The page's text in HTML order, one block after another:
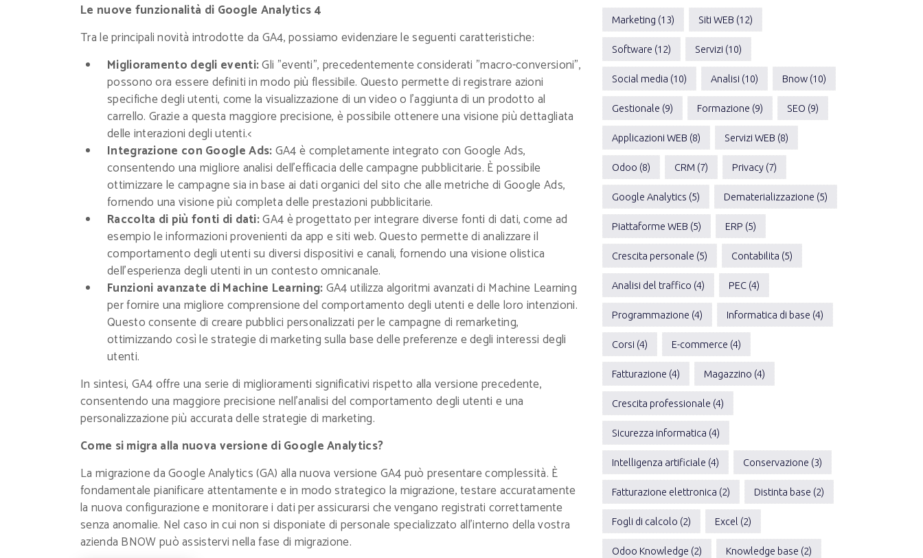
Le nuove funzionalità di Google Analytics 4
Tra le principali novità introdotte da GA4, possiamo evidenziare le seguenti caratteristiche:
Miglioramento degli eventi:Gli "eventi", precedentemente considerati "macro-conversioni",
possono ora essere definiti in modo più flessibile. Questo permette di registrare azioni
specifiche degli utenti, come la visualizzazione di un video o l'aggiunta di un prodotto al
carrello. Grazie a questa maggiore precisione, è possibile ottenere una visione più dettagliata
delle interazioni degli utenti.<
Integrazione con Google Ads:GA4 è completamente integrato con Google Ads,
consentendo una migliore analisi dell'efficacia delle campagne pubblicitarie. È possibile
ottimizzare le campagne sia in base ai dati organici del sito che alle metriche di Google Ads,
fornendo una visione più completa delle prestazioni pubblicitarie.
Raccolta di più fonti di dati:GA4 è progettato per integrare diverse fonti di dati, come ad
esempio le informazioni provenienti da app e siti web. Questo permette di analizzare il
comportamento degli utenti su diversi dispositivi e canali, fornendo una visione olistica
dell'esperienza degli utenti in un contesto omnicanale.
Funzioni avanzate di Machine Learning:GA4 utilizza algoritmi avanzati di Machine Learning
per fornire una migliore comprensione del comportamento degli utenti e delle loro intenzioni.
Questo consente di creare pubblici personalizzati per le campagne di remarketing,
ottimizzando così le strategie di marketing sulla base delle preferenze e degli interessi degli
utenti.
In sintesi, GA4 offre una serie di miglioramenti significativi rispetto alla versione precedente,
consentendo una maggiore precisione nell'analisi del comportamento degli utenti e una
personalizzazione più accurata delle strategie di marketing.
Come si migra alla nuova versione di Google Analytics?
La migrazione da Google Analytics (GA) alla nuova versione GA4 può presentare complessità. È
fondamentale pianificare attentamente e in modo strategico la migrazione, testare accuratamente
la nuova configurazione e monitorare i dati per assicurarsi che vengano registrati correttamente
senza anomalie. Nel caso in cui non si disponiate di personale specializzato all’interno della vostra
azienda BNOW può assistervi nella fase di migrazione.
Marketing (13) Siti WEB (12)
Software (12) Servizi (10)
Social media (10) Analisi (10) Bnow (10)
Gestionale (9) Formazione (9) SEO (9)
Applicazioni WEB (8) Servizi WEB (8)
Odoo (8) CRM (7) Privacy (7)
Google Analytics (5) Dematerializzazione (5)
Piattaforme WEB (5) ERP (5)
Crescita personale (5) Contabilita (5)
Analisi del traffico (4) PEC (4)
Programmazione (4) Informatica di base (4)
Corsi (4) E-commerce (4)
Fatturazione (4) Magazzino (4)
Crescita professionale (4)
Sicurezza informatica (4)
Intelligenza artificiale (4) Conservazione (3)
Fatturazione elettronica (2) Distinta base (2)
Fogli di calcolo (2) Excel (2)
Odoo Knowledge (2) Knowledge base (2)